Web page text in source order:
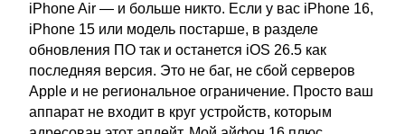
iPhone Air — и больше никто. Если у вас iPhone 16,
iPhone 15 или модель постарше, в разделе
обновления ПО так и останется iOS 26.5 как
последняя версия. Это не баг, не сбой серверов
Apple и не региональное ограничение. Просто ваш
аппарат не входит в круг устройств, которым